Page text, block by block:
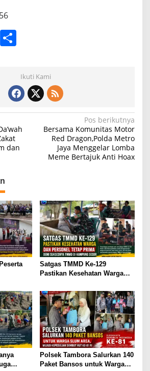
T
gr
ar
eIkuti Kami
dan
Pos berikutnya
Bersama Komunitas Motor
Red Dragon,Polda Metro
Jaya Menggelar Lomba
Meme Bertajuk Anti Hoax
Satgas TMMD Ke-129
Pastikan Kesehatan Warga
Tetap Prima Demi Suksesnya
TMMD di Kampung Sesor
Polsek Tambora Salurkan 140
Paket Bansos untuk Warga